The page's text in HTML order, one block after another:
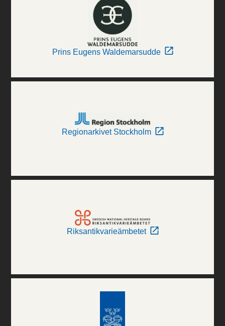
Prins Eugens Waldemarsudde
Regionarkivet Stockholm
Riksantikvarieämbetet